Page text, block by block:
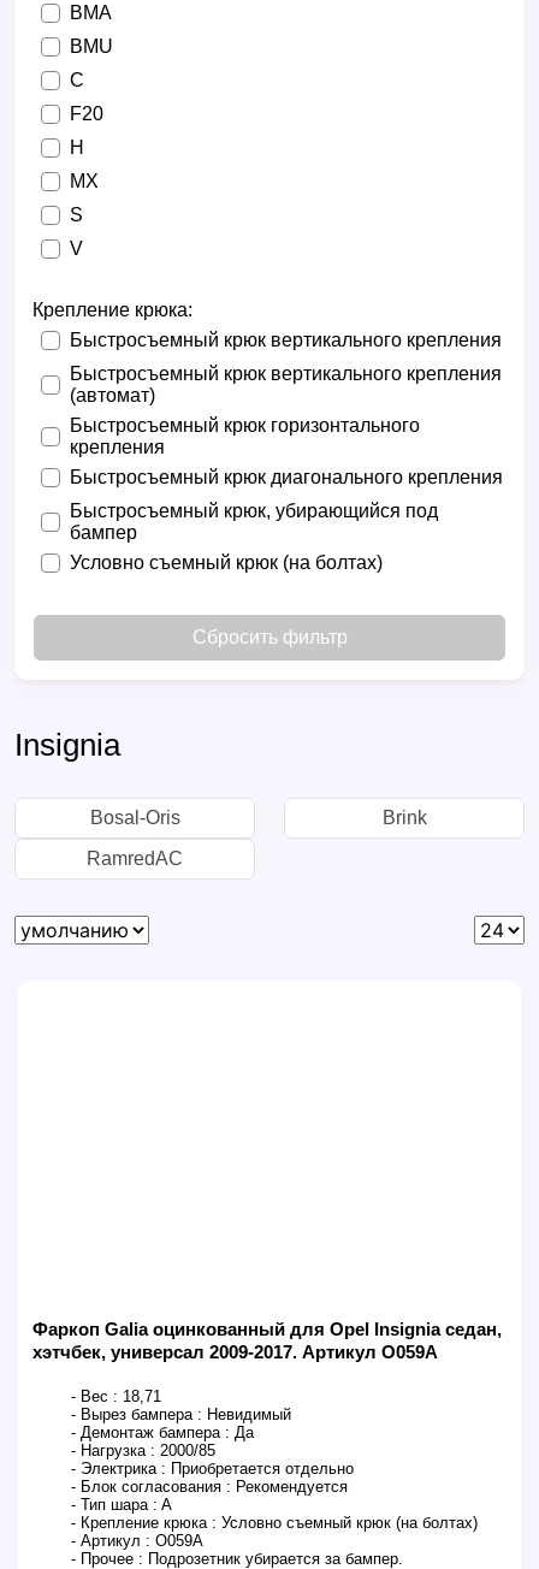
BMA
BMU
C
F20
H
MX
S
V
Крепление крюка:
Быстросъемный крюк вертикального крепления
Быстросъемный крюк вертикального крепления
(автомат)
Быстросъемный крюк горизонтального
крепления
Быстросъемный крюк диагонального крепления
Быстросъемный крюк, убирающийся под
бампер
Условно съемный крюк (на болтах)
Сбросить фильтр
Insignia
Bosal-Oris
Brink
RamredAC
Фаркоп Galia оцинкованный для Opel Insignia седан,
хэтчбек, универсал 2009-2017. Артикул O059A
- Вес : 18,71
- Вырез бампера : Невидимый
- Демонтаж бампера : Да
- Нагрузка : 2000/85
- Электрика : Приобретается отдельно
- Блок согласования : Рекомендуется
- Тип шара : A
- Крепление крюка : Условно съемный крюк (на болтах)
- Артикул : O059A
- Прочее : Подрозетник убирается за бампер.